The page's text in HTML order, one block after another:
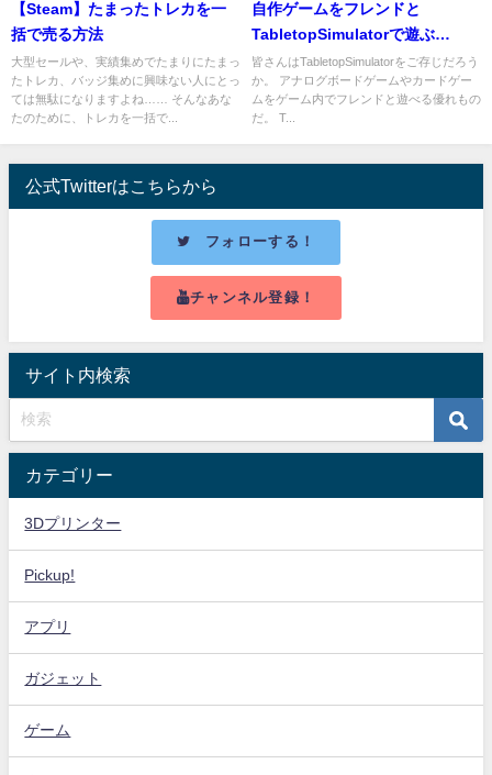
【Steam】たまったトレカを一
括で売る方法
大型セールや、実績集めでたまりにたまっ
たトレカ、バッジ集めに興味ない人にとっ
ては無駄になりますよね…… そんなあな
たのために、トレカを一括で...
自作ゲームをフレンドと
TabletopSimulatorで遊ぶ
【workshop】
皆さんはTabletopSimulatorをご存じだろう
か。 アナログボードゲームやカードゲー
ムをゲーム内でフレンドと遊べる優れもの
だ。 T...
公式Twitterはこちらから
フォローする！
チャンネル登録！
サイト内検索
カテゴリー
3Dプリンター
Pickup!
アプリ
ガジェット
ゲーム